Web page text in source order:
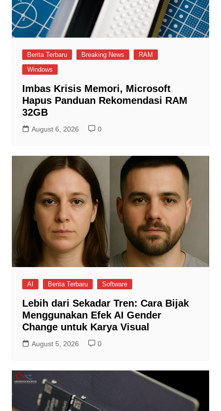
Berita Terbaru Breaking News
RAM
Windows
Imbas Krisis Memori, Microsoft
Hapus Panduan Rekomendasi RAM
32GB
August 6, 2026 0
AI Berita Terbaru Software
Lebih dari Sekadar Tren: Cara Bijak
Menggunakan Efek AI Gender
Change untuk Karya Visual
August 5, 2026 0